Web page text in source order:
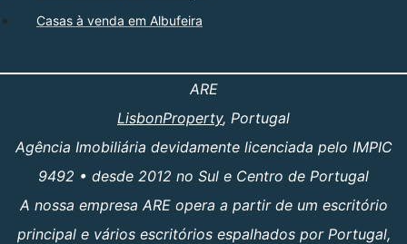
Casas à venda em Albufeira
ARE
LisbonProperty, Portugal
Agência Imobiliária devidamente licenciada pelo IMPIC
9492 • desde 2012 no Sul e Centro de Portugal
A nossa empresa ARE opera a partir de um escritório
principal e vários escritórios espalhados por Portugal,